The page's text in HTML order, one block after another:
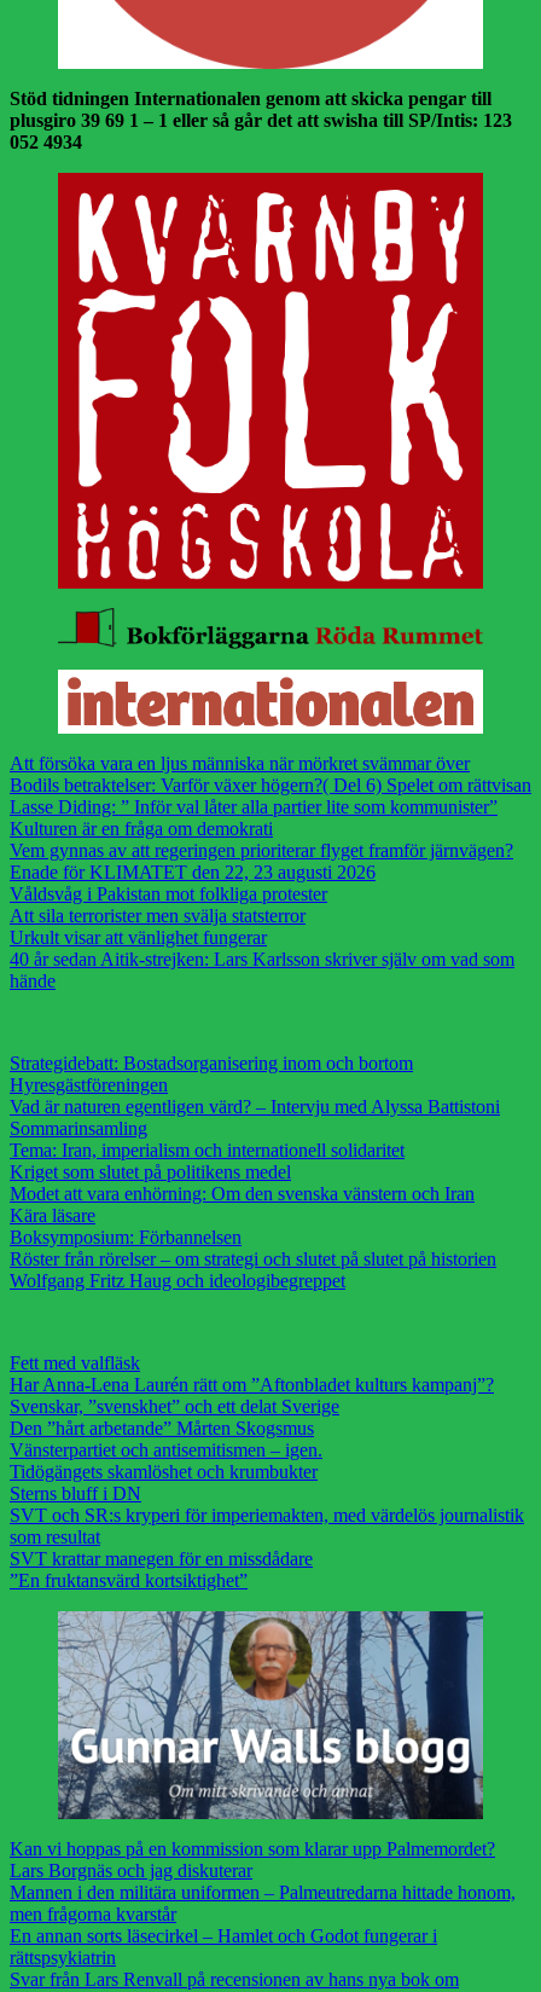
Stöd tidningen Internationalen genom att skicka pengar till
plusgiro 39 69 1 – 1 eller så går det att swisha till SP/Intis: 123
052 4934
Att försöka vara en ljus människa när mörkret svämmar över
Bodils betraktelser: Varför växer högern?( Del 6) Spelet om rättvisan
Lasse Diding: ” Inför val låter alla partier lite som kommunister”
Kulturen är en fråga om demokrati
Vem gynnas av att regeringen prioriterar flyget framför järnvägen?
Enade för KLIMATET den 22, 23 augusti 2026
Våldsvåg i Pakistan mot folkliga protester
Att sila terrorister men svälja statsterror
Urkult visar att vänlighet fungerar
40 år sedan Aitik-strejken: Lars Karlsson skriver själv om vad som
hände
Strategidebatt: Bostadsorganisering inom och bortom
Hyresgästföreningen
Vad är naturen egentligen värd? – Intervju med Alyssa Battistoni
Sommarinsamling
Tema: Iran, imperialism och internationell solidaritet
Kriget som slutet på politikens medel
Modet att vara enhörning: Om den svenska vänstern och Iran
Kära läsare
Boksymposium: Förbannelsen
Röster från rörelser – om strategi och slutet på slutet på historien
Wolfgang Fritz Haug och ideologibegreppet
Fett med valfläsk
Har Anna-Lena Laurén rätt om ”Aftonbladet kulturs kampanj”?
Svenskar, ”svenskhet” och ett delat Sverige
Den ”hårt arbetande” Mårten Skogsmus
Vänsterpartiet och antisemitismen – igen.
Tidögängets skamlöshet och krumbukter
Sterns bluff i DN
SVT och SR:s kryperi för imperiemakten, med värdelös journalistik
som resultat
SVT krattar manegen för en missdådare
”En fruktansvärd kortsiktighet”
Kan vi hoppas på en kommission som klarar upp Palmemordet?
Lars Borgnäs och jag diskuterar
Mannen i den militära uniformen – Palmeutredarna hittade honom,
men frågorna kvarstår
En annan sorts läsecirkel – Hamlet och Godot fungerar i
rättspsykiatrin
Svar från Lars Renvall på recensionen av hans nya bok om